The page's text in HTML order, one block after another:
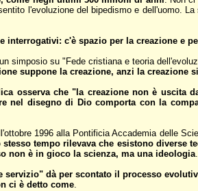
l'evoluzione del bipedismo e dell'uomo.
interrogativi: c'è spazio per la creazione e
simposio su "Fede cristiana e teoria
suppone la creazione, anzi la creazione
osserva che "la creazione non è
nel disegno di Dio comporta con la
1996 alla Pontificia Accademia delle
tempo rilevava che esistono
non è in gioco la scienza, ma una ideologia.
servizio" dà per scontato il processo
ci è detto come.